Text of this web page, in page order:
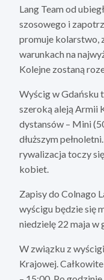
Lang Team od
szosowego i
promuje kolarstwo,
warunkach na
Kolejne zostaną
Wyścig w Gdańsku
szeroką aleją Armii
dystansów – Mini
dłuższym
rywalizacja toczy
kobiet.
Zapisy do Colnago
wyścigu będzie się
niedzielę 22 maja w
W związku z
Krajowej.